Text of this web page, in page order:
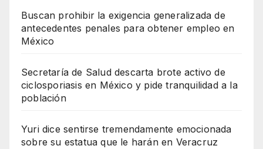
Buscan prohibir la exigencia generalizada de
antecedentes penales para obtener empleo en
México
Secretaría de Salud descarta brote activo de
ciclosporiasis en México y pide tranquilidad a la
población
Yuri dice sentirse tremendamente emocionada
sobre su estatua que le harán en Veracruz